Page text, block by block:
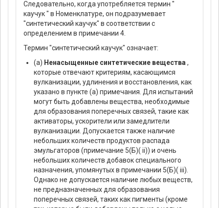
Следовательно, когда употребляется термин "
каучук " в Номенклатуре, он подразумевает
"синтетический каучук" в соответствии с
определением в примечании 4.
Термин "синтетический каучук" означает:
(а) Ненасыщенные синтетические вещества ,
которые отвечают критериям, касающимся
вулканизации, удлинения и восстановления, как
указано в пункте (а) примечания. Для испытаний
могут быть добавлены вещества, необходимые
для образования поперечных связей, такие как
активаторы, ускорители или замедлители
вулканизации. Допускается также наличие
небольших количеств продуктов распада
эмульгаторов (примечание 5(Б)( ii)) и очень
небольших количеств добавок специального
назначения, упомянутых в примечании 5(Б)( iii).
Однако не допускается наличие любых веществ,
не предназначенных для образования
поперечных связей, таких как пигменты (кроме